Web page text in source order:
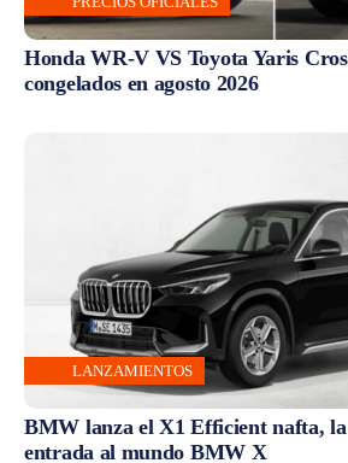
Honda WR-V VS Toyota Yaris
congelados en agosto 2026
LANZAMIENTOS
BMW lanza el X1 Efficient nafta, la
entrada al mundo BMW X